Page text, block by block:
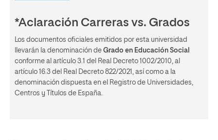
*Aclaración Carreras vs. Grados
Los documentos oficiales emitidos por esta universidad
llevarán la denominación de Grado en Educación Social
conforme al artículo 3.1 del Real Decreto 1002/2010, al
artículo 16.3 del Real Decreto 822/2021, así como a la
denominación dispuesta en el Registro de Universidades,
Centros y Títulos de España.